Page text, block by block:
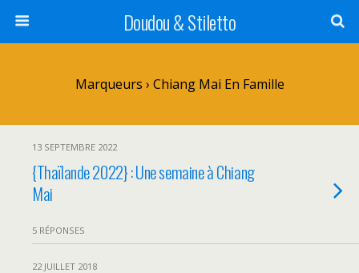
Doudou & Stiletto
Marqueurs › Chiang Mai En Famille
13 SEPTEMBRE 2022
{Thaïlande 2022} : Une semaine à Chiang
Mai
5 RÉPONSES
22 JUILLET 2018